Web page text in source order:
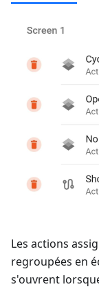
Les actions
regroupées en
s'ouvrent